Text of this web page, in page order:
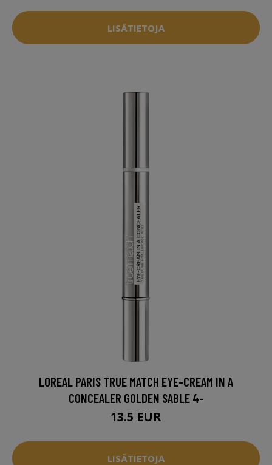
LISÄTIETOJA
LOREAL PARIS TRUE MATCH EYE-CREAM IN A
CONCEALER GOLDEN SABLE 4-
13.5 EUR
LISÄTIETOJA